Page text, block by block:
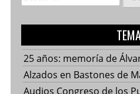
25 años: memoría de
Alzados en Bastones de
Audios Congreso de los